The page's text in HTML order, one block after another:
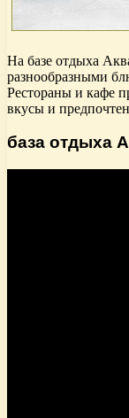
На базе отдыха
разнообразными
Рестораны и кафе
вкусы и
база отдыха